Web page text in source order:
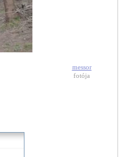
messor
fotója